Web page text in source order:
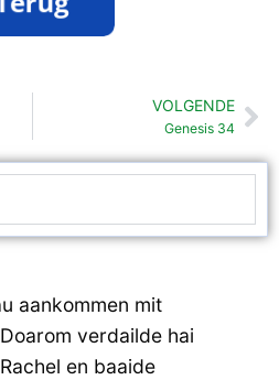
VOLGENDE
Genesis 34
aankommen mit
verdailde hai
en baaide